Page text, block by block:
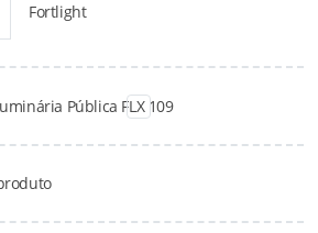
Fortlight
Pública FLX 109
para Download